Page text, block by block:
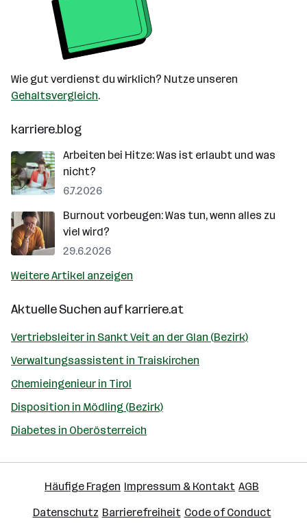
Wie gut verdienst du wirklich? Nutze unseren
Gehaltsvergleich.
karriere.blog
Arbeiten bei Hitze: Was ist erlaubt und was
nicht?
6.7.2026
Burnout vorbeugen: Was tun, wenn alles zu
viel wird?
29.6.2026
Weitere Artikel anzeigen
Aktuelle Suchen aufkarriere.at
Vertriebsleiter in Sankt Veit an der Glan (Bezirk)
Verwaltungsassistent in Traiskirchen
Chemieingenieur in Tirol
Disposition in Mödling (Bezirk)
Diabetes in Oberösterreich
Häufige Fragen Impressum & Kontakt AGB
Datenschutz Barrierefreiheit Code of Conduct